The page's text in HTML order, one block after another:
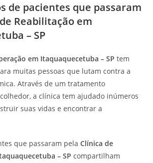
de pacientes que passaram
Reabilitação em
– SP
em Itaquaquecetuba – SP tem
muitas pessoas que lutam contra a
Através de um tratamento
a clínica tem ajudado inúmeros
suas vidas e encontrar a
que passaram pelaClínica de
– SP compartilham